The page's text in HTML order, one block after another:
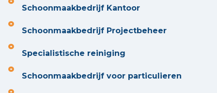
Schoonmaakbedrijf Kantoor
Schoonmaakbedrijf Projectbeheer
Specialistische reiniging
Schoonmaakbedrijf voor particulieren